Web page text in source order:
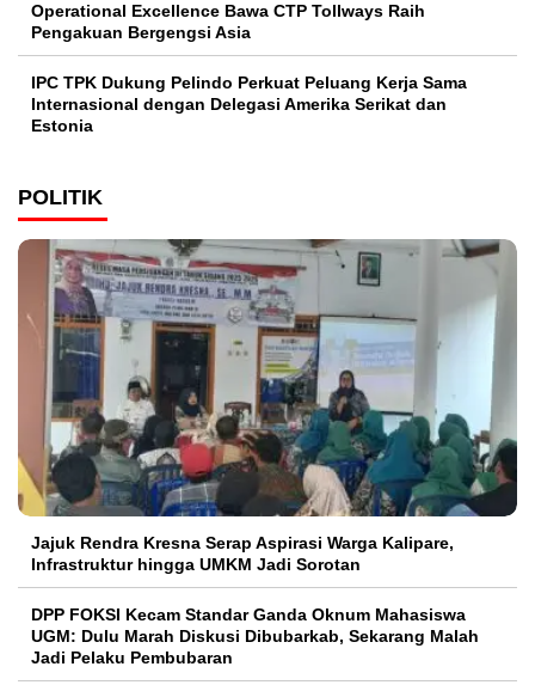
Operational Excellence Bawa CTP Tollways Raih
Pengakuan Bergengsi Asia
IPC TPK Dukung Pelindo Perkuat Peluang Kerja Sama
Internasional dengan Delegasi Amerika Serikat dan
Estonia
POLITIK
Jajuk Rendra Kresna Serap Aspirasi Warga Kalipare,
Infrastruktur hingga UMKM Jadi Sorotan
DPP FOKSI Kecam Standar Ganda Oknum Mahasiswa
UGM: Dulu Marah Diskusi Dibubarkab, Sekarang Malah
Jadi Pelaku Pembubaran